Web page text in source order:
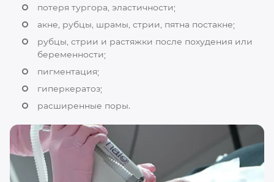
потеря тургора, эластичности;
акне, рубцы, шрамы, стрии, пятна постакне;
рубцы, стрии и растяжки после похудения или
беременности;
пигментация;
гиперкератоз;
расширенные поры.